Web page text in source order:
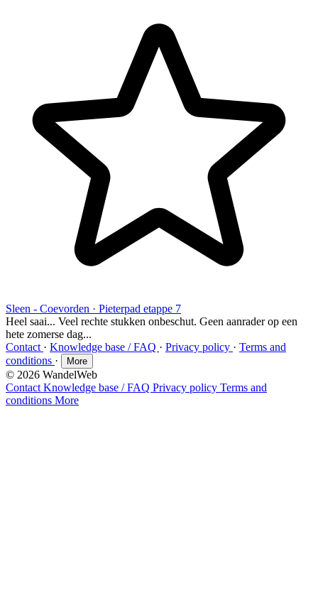
Sleen - Coevorden · Pieterpad etappe 7
Heel saai... Veel rechte stukken onbeschut. Geen aanrader op een
hete zomerse dag...
Contact · Knowledge base / FAQ · Privacy policy · Terms and
conditions · More
© 2026 WandelWeb
ContactKnowledge base / FAQ Privacy policy Terms and
conditions More